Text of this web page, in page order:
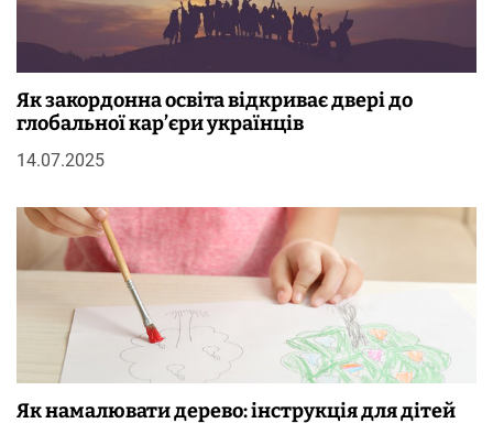
Як закордонна освіта відкриває двері до
глобальної кар’єри українців
14.07.2025
Як намалювати дерево: інструкція для дітей